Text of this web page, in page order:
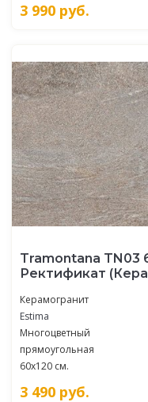
3 990 руб.
Tramontana TN03
Ректификат
Керамогранит
Estima
Многоцветный
прямоугольная
60x120 см.
3 490 руб.